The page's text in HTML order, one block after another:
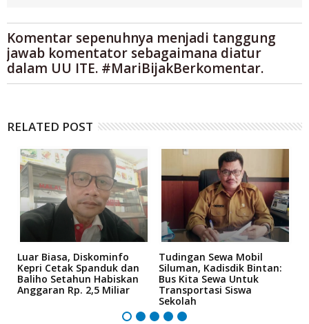
Komentar sepenuhnya menjadi tanggung
jawab komentator sebagaimana diatur
dalam UU ITE. #MariBijakBerkomentar.
RELATED POST
Luar Biasa, Diskominfo
Kepri Cetak Spanduk dan
Baliho Setahun Habiskan
Anggaran Rp. 2,5 Miliar
Tudingan Sewa Mobil
Siluman, Kadisdik Bintan:
Bus Kita Sewa Untuk
Transportasi Siswa
Sekolah